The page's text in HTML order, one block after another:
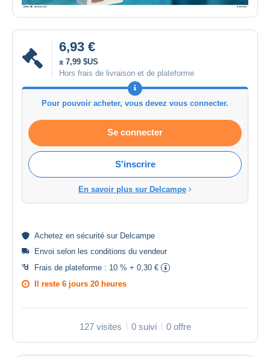
6,93 €
± 7,99 $US
Hors frais de livraison et de plateforme
Pour pouvoir acheter, vous devez vous connecter.
Se connecter
S'inscrire
En savoir plus sur Delcampe
Achetez en sécurité sur Delcampe
Envoi selon les conditions du vendeur
Frais de plateforme : 10 % + 0,30 €
Il reste 6 jours 20 heures
127 visites 0 suivi 0 offre